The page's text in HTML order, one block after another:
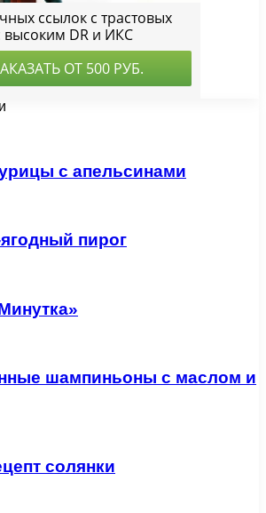
с апельсинами
пирог
шампиньоны с маслом и
солянки